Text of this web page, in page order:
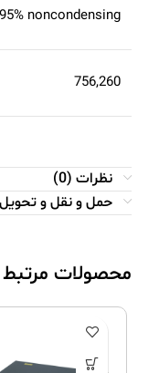
noncondensing
756,260
نظرات (0)
حمل و نقل و تحویل
محصولات مرتبط